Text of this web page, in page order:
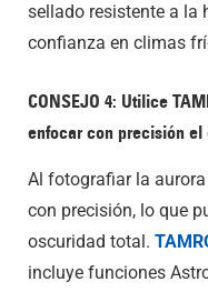
sellado resistente a la
confianza en climas
CONSEJO 4: Utilice
enfocar con precisión
Al fotografiar la
con precisión, lo que
oscuridad total.
incluye funciones